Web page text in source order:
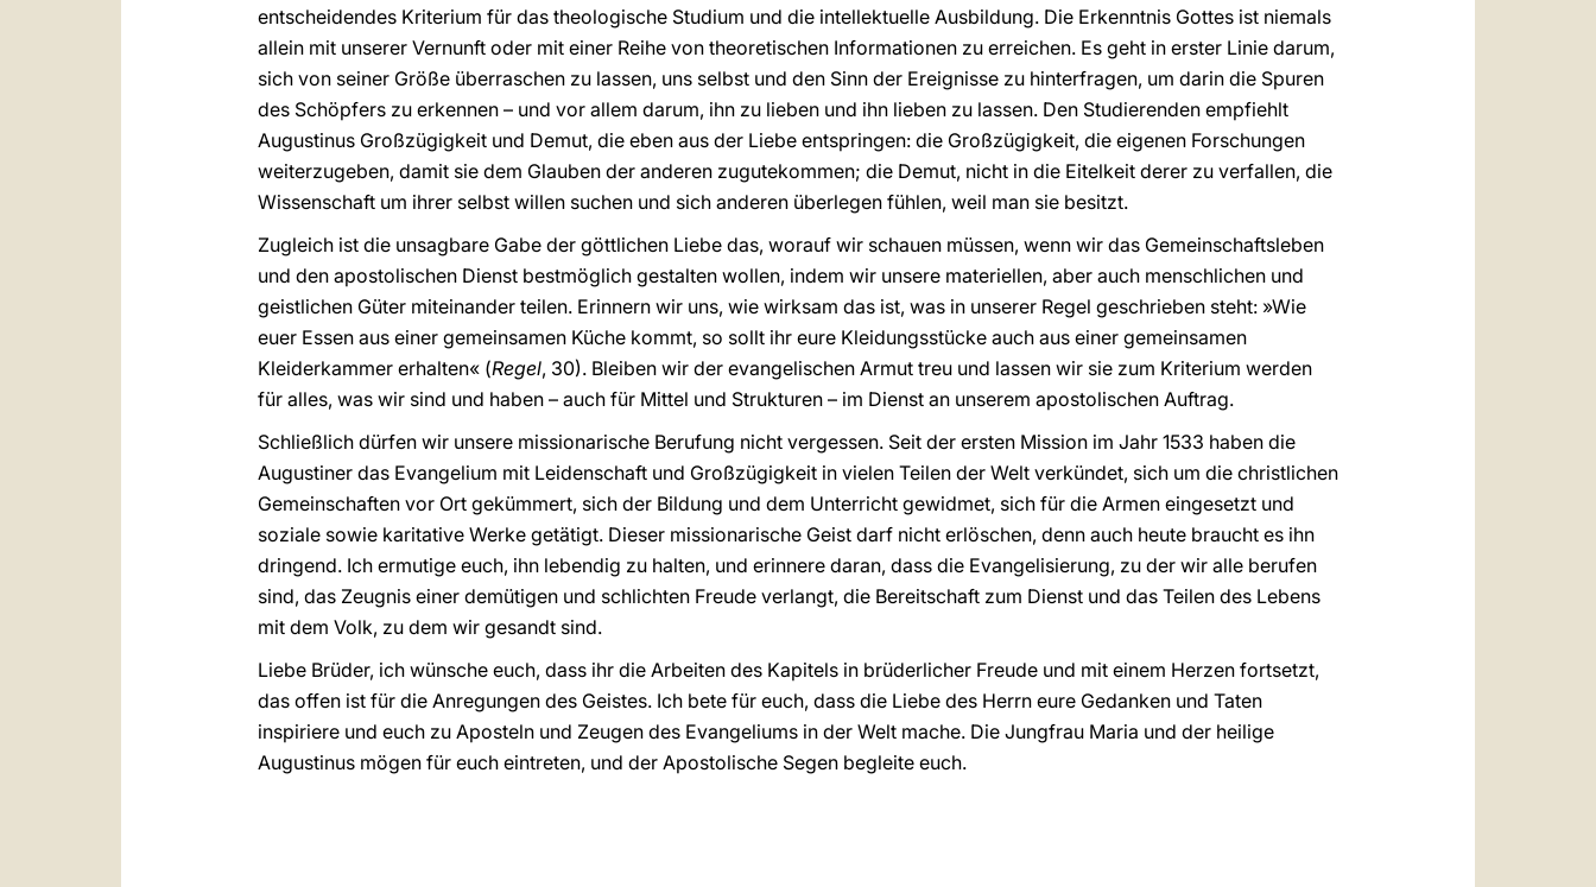
entscheidendes Kriterium für das theologische Studium und die intellektuelle Ausbildung. Die Erkenntnis Gottes ist niemals
allein mit unserer Vernunft oder mit einer Reihe von theoretischen Informationen zu erreichen. Es geht in erster Linie darum,
sich von seiner Größe überraschen zu lassen, uns selbst und den Sinn der Ereignisse zu hinterfragen, um darin die Spuren
des Schöpfers zu erkennen – und vor allem darum, ihn zu lieben und ihn lieben zu lassen. Den Studierenden empfiehlt
Augustinus Großzügigkeit und Demut, die eben aus der Liebe entspringen: die Großzügigkeit, die eigenen Forschungen
weiterzugeben, damit sie dem Glauben der anderen zugutekommen; die Demut, nicht in die Eitelkeit derer zu verfallen, die
Wissenschaft um ihrer selbst willen suchen und sich anderen überlegen fühlen, weil man sie besitzt.
Zugleich ist die unsagbare Gabe der göttlichen Liebe das, worauf wir schauen müssen, wenn wir das Gemeinschaftsleben
und den apostolischen Dienst bestmöglich gestalten wollen, indem wir unsere materiellen, aber auch menschlichen und
geistlichen Güter miteinander teilen. Erinnern wir uns, wie wirksam das ist, was in unserer Regel geschrieben steht: »Wie
euer Essen aus einer gemeinsamen Küche kommt, so sollt ihr eure Kleidungsstücke auch aus einer gemeinsamen
Kleiderkammer erhalten« (Regel, 30). Bleiben wir der evangelischen Armut treu und lassen wir sie zum Kriterium werden
für alles, was wir sind und haben – auch für Mittel und Strukturen – im Dienst an unserem apostolischen Auftrag.
Schließlich dürfen wir unsere missionarische Berufung nicht vergessen. Seit der ersten Mission im Jahr 1533 haben die
Augustiner das Evangelium mit Leidenschaft und Großzügigkeit in vielen Teilen der Welt verkündet, sich um die christlichen
Gemeinschaften vor Ort gekümmert, sich der Bildung und dem Unterricht gewidmet, sich für die Armen eingesetzt und
soziale sowie karitative Werke getätigt. Dieser missionarische Geist darf nicht erlöschen, denn auch heute braucht es ihn
dringend. Ich ermutige euch, ihn lebendig zu halten, und erinnere daran, dass die Evangelisierung, zu der wir alle berufen
sind, das Zeugnis einer demütigen und schlichten Freude verlangt, die Bereitschaft zum Dienst und das Teilen des Lebens
mit dem Volk, zu dem wir gesandt sind.
Liebe Brüder, ich wünsche euch, dass ihr die Arbeiten des Kapitels in brüderlicher Freude und mit einem Herzen fortsetzt,
das offen ist für die Anregungen des Geistes. Ich bete für euch, dass die Liebe des Herrn eure Gedanken und Taten
inspiriere und euch zu Aposteln und Zeugen des Evangeliums in der Welt mache. Die Jungfrau Maria und der heilige
Augustinus mögen für euch eintreten, und der Apostolische Segen begleite euch.